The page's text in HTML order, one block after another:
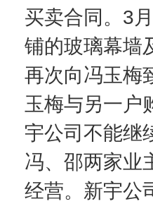
买卖合同。 3月
铺的玻璃幕墙
再次向冯玉梅
玉梅与另一户
宇公司不能继
冯、邵两家业
经营。新宇公